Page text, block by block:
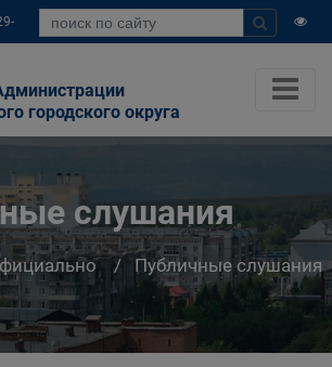
городского округа
слушания
Публичные слушания